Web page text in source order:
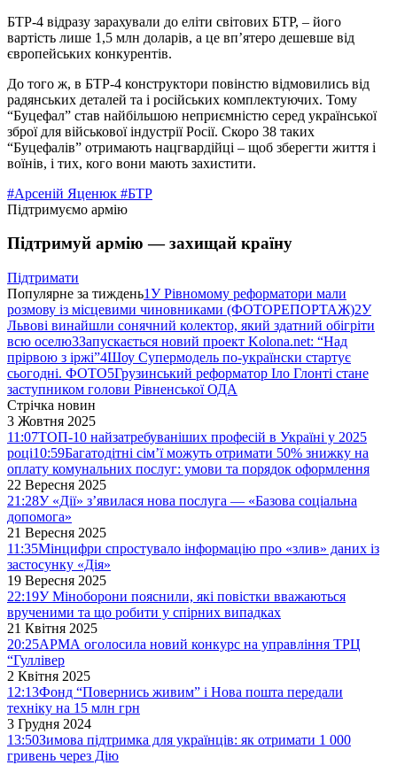
БТР-4 відразу зарахували до еліти світових БТР, – його
вартість лише 1,5 млн доларів, а це вп’ятеро дешевше від
європейських конкурентів.
До того ж, в БТР-4 конструктори повінстю відмовились від
радянських деталей та і російських комплектуючих. Тому
“Буцефал” став найбільшою неприємністю серед української
зброї для військової індустрії Росії. Скоро 38 таких
“Буцефалів” отримають нацгвардійці – щоб зберегти життя і
воїнів, і тих, кого вони мають захистити.
#Арсеній Яценюк #БТР
Підтримуємо армію
Підтримуй армію — захищай країну
Підтримати
Популярне за тиждень1У Рівномому реформатори мали
розмову із місцевими чиновниками (ФОТОРЕПОРТАЖ)2У
Львові винайшли сонячний колектор, який здатний обігріти
всю оселю3Запускається новий проект Kolona.net: “Над
прірвою з іржі”4Шоу Супермодель по-українски стартує
сьогодні. ФОТО5Грузинський реформатор Іло Глонті стане
заступником голови Рівненської ОДА
Стрічка новин
3 Жовтня 2025
11:07ТОП-10 найзатребуваніших професій в Україні у 2025
році10:59Багатодітні сім’ї можуть отримати 50% знижку на
оплату комунальних послуг: умови та порядок оформлення
22 Вересня 2025
21:28У «Дії» з’явилася нова послуга — «Базова соціальна
допомога»
21 Вересня 2025
11:35Мінцифри спростувало інформацію про «злив» даних із
застосунку «Дія»
19 Вересня 2025
22:19У Міноборони пояснили, які повістки вважаються
врученими та що робити у спірних випадках
21 Квітня 2025
20:25АРМА оголосила новий конкурс на управління ТРЦ
“Гуллівер
2 Квітня 2025
12:13Фонд “Повернись живим” і Нова пошта передали
техніку на 15 млн грн
3 Грудня 2024
13:50Зимова підтримка для українців: як отримати 1 000
гривень через Дію